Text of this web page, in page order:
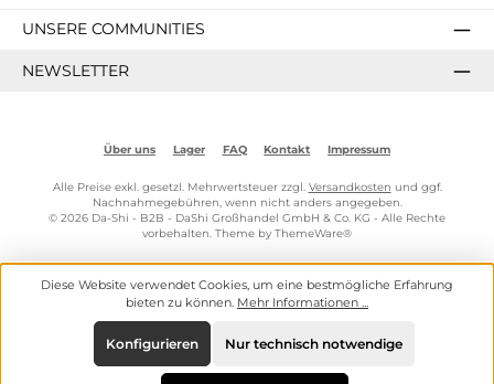
UNSERE COMMUNITIES
NEWSLETTER
Über uns Lager FAQ Kontakt Impressum
Alle Preise exkl. gesetzl. Mehrwertsteuer zzgl. Versandkosten und ggf.
Nachnahmegebühren, wenn nicht anders angegeben.
© 2026 Da-Shi - B2B - DaShi Großhandel GmbH & Co. KG - Alle Rechte
vorbehalten. Theme by ThemeWare®
Diese Website verwendet Cookies, um eine bestmögliche Erfahrung
bieten zu können. Mehr Informationen ...
Nur technisch notwendige
Konfigurieren